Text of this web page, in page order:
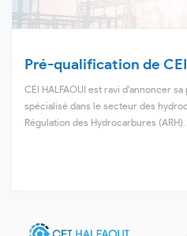
Pré-qualification de CEI
CEI HALFAOUI est ravi d'annoncer
spécialisé dans le secteur des
Régulation des Hydrocarbures (ARH).